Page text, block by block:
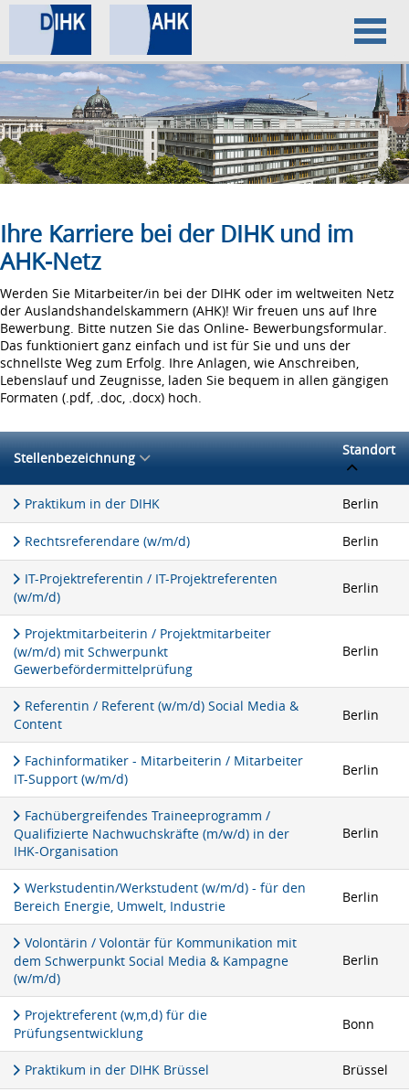
Home
Datenschutz
Impressum
Ihre Karriere bei der DIHK und im
AHK-Netz
Werden Sie Mitarbeiter/in bei der DIHK oder im weltweiten Netz
der Auslandshandelskammern (AHK)! Wir freuen uns auf Ihre
Bewerbung. Bitte nutzen Sie das Online- Bewerbungsformular.
Das funktioniert ganz einfach und ist für Sie und uns der
schnellste Weg zum Erfolg. Ihre Anlagen, wie Anschreiben,
Lebenslauf und Zeugnisse, laden Sie bequem in allen gängigen
Formaten (.pdf, .doc, .docx) hoch.
Stellenbezeichnung Standort
Praktikum in der DIHK Berlin
Rechtsreferendare (w/m/d) Berlin
IT-Projektreferentin / IT-Projektreferenten
(w/m/d)
Berlin
Projektmitarbeiterin / Projektmitarbeiter
(w/m/d) mit Schwerpunkt
Gewerbefördermittelprüfung
Berlin
Referentin / Referent (w/m/d) Social Media &
Content
Berlin
Fachinformatiker - Mitarbeiterin / Mitarbeiter
IT-Support (w/m/d)
Berlin
Fachübergreifendes Traineeprogramm /
Qualifizierte Nachwuchskräfte (m/w/d) in der
IHK-Organisation
Berlin
Werkstudentin/Werkstudent (w/m/d) - für den
Bereich Energie, Umwelt, Industrie
Berlin
Volontärin / Volontär für Kommunikation mit
dem Schwerpunkt Social Media & Kampagne
(w/m/d)
Berlin
Projektreferent (w,m,d) für die
Prüfungsentwicklung
Bonn
Praktikum in der DIHK Brüssel Brüssel